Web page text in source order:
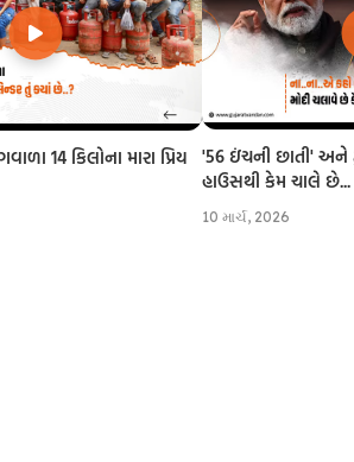
14 કિલોના મારા પ્રિય '56 ઇંચની છાતી' અને
હાઉસથી કેમ ચાલે છે...
10 માર્ચ, 2026